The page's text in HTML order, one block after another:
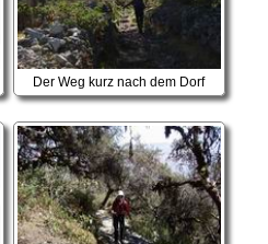
Der Weg kurz nach dem Dorf